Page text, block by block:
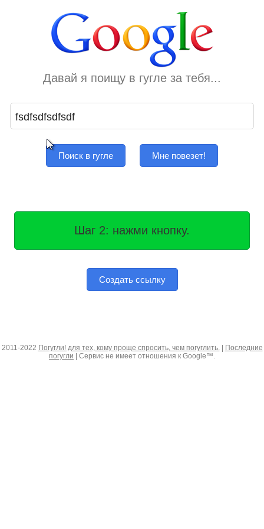
Давай я поищу в гугле за тебя...
Поиск в гугле Мне повезет!
Шаг 2: нажми кнопку.
Создать ссылку
2011-2022 Погугли! для тех, кому проще спросить, чем погуглить.|
Последние
погугли | Сервис не имеет отношения к Google™.